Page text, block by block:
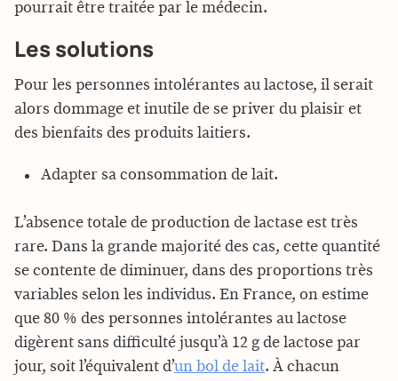
pourrait être traitée par le médecin.
Les solutions
Pour les personnes intolérantes au lactose, il serait
alors dommage et inutile de se priver du plaisir et
des bienfaits des produits laitiers.
Adapter sa consommation de lait.
L’absence totale de production de lactase est très
rare. Dans la grande majorité des cas, cette quantité
se contente de diminuer, dans des proportions très
variables selon les individus. En France, on estime
que 80 % des personnes intolérantes au lactose
digèrent sans difficulté jusqu’à 12 g de lactose par
jour, soit l’équivalent d’un bol de lait. À chacun